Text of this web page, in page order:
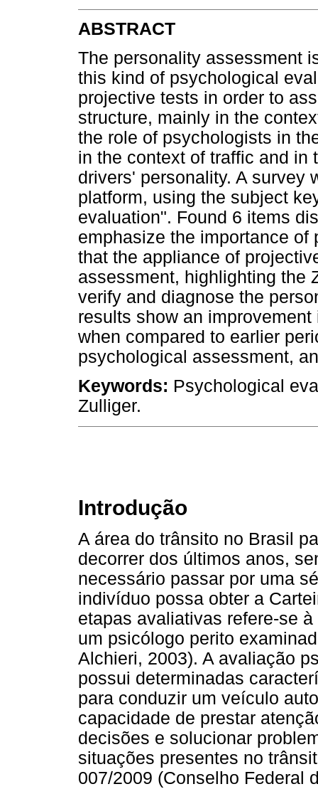
ABSTRACT
The personality assessment
this kind of psychological
projective tests in order to
structure, mainly in the
the role of psychologists in
in the context of traffic and in
drivers' personality. A survey
platform, using the subject
evaluation". Found 6 items
emphasize the importance
that the appliance of
assessment, highlighting the
verify and diagnose the
results show an
when compared to earlier
psychological assessment,
Keywords: Psychological
Zulliger.
Introdução
A área do trânsito no Brasil
decorrer dos últimos anos,
necessário passar por uma
indivíduo possa obter a
etapas avaliativas refere-se
um psicólogo perito
Alchieri, 2003). A avaliação
possui determinadas
para conduzir um veículo
capacidade de prestar
decisões e solucionar
situações presentes no
007/2009 (Conselho Federal